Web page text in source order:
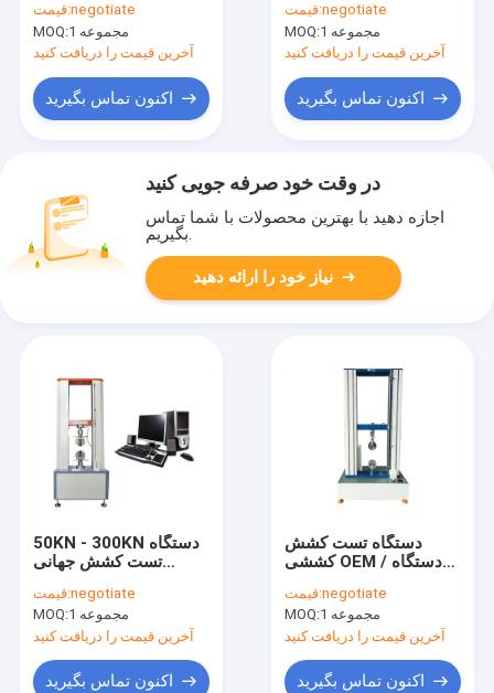
آزمایشی
قیمت:negotiate
MOQ:
1 مجموعه
آخرین قیمت را دریافت کنید
اکنون تماس بگیرید
قیمت:negotiate
MOQ:
1 مجموعه
آخرین قیمت را دریافت کنید
اکنون تماس بگیرید
در وقت خود صرفه جویی کنید
اجازه دهید با بهترین محصولات با شما تماس
بگیریم.
نیاز خود را ارائه دهید
50KN - 300KN دستگاه
تست کشش جهانی
سروو
قیمت:negotiate
MOQ:
1 مجموعه
آخرین قیمت را دریافت کنید
اکنون تماس بگیرید
دستگاه تست کشش
کششی OEM / دستگاه
مواد سروو Utm
قیمت:negotiate
MOQ:
1 مجموعه
آخرین قیمت را دریافت کنید
اکنون تماس بگیرید